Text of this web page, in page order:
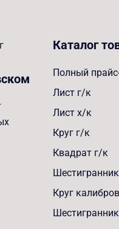
Каталог
Полный
Лист г/к
Лист х/к
Круг г/к
Квадрат г/к
Круг